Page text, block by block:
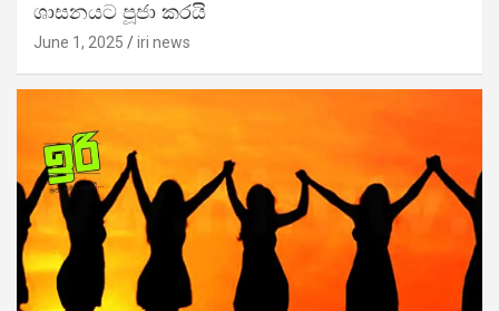
ශාසනයට පූජා කරයි
June 1, 2025 iri news